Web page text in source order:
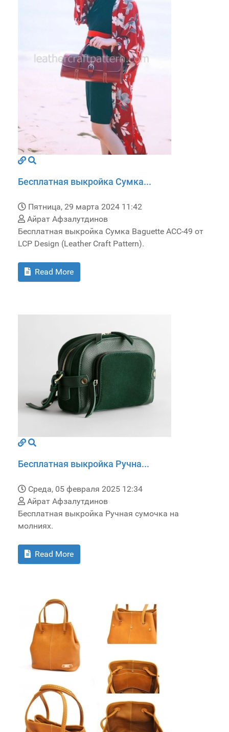
Бесплатная выкройка Сумка...
Пятница, 29 марта 2024 11:42
Айрат Афзалутдинов
Бесплатная выкройка Сумка Baguette ACC-49 от
LCP Design (Leather Craft Pattern).
Read More
Бесплатная выкройка Ручна...
Среда, 05 февраля 2025 12:34
Айрат Афзалутдинов
Бесплатная выкройка Ручная сумочка на
молниях.
Read More